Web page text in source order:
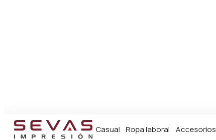
Casual Ropa laboral Accesorios